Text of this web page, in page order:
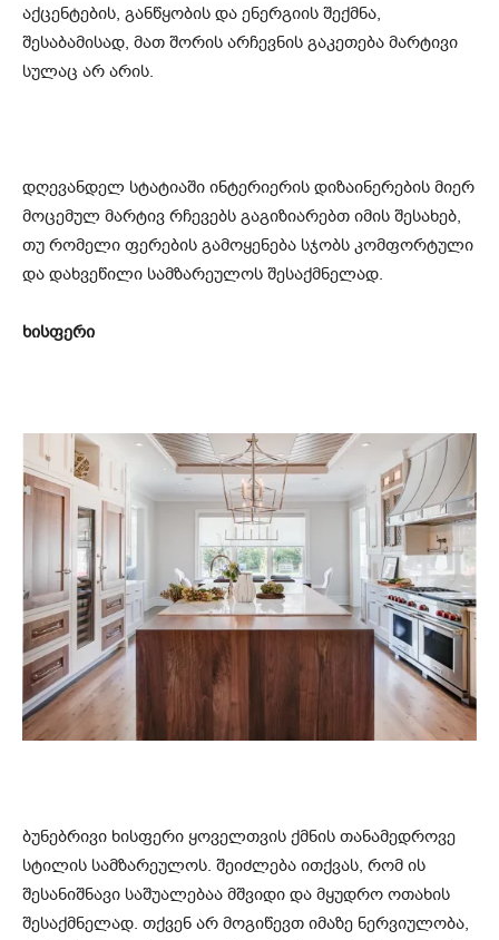
აქცენტების, განწყობის და ენერგიის შექმნა,
შესაბამისად, მათ შორის არჩევნის გაკეთება მარტივი
სულაც არ არის.
დღევანდელ სტატიაში ინტერიერის დიზაინერების მიერ
მოცემულ მარტივ რჩევებს გაგიზიარებთ იმის შესახებ,
თუ რომელი ფერების გამოყენება სჯობს კომფორტული
და დახვეწილი სამზარეულოს შესაქმნელად.
ხისფერი
ბუნებრივი ხისფერი ყოველთვის ქმნის თანამედროვე
სტილის სამზარეულოს. შეიძლება ითქვას, რომ ის
შესანიშნავი საშუალებაა მშვიდი და მყუდრო ოთახის
შესაქმნელად. თქვენ არ მოგიწევთ იმაზე ნერვიულობა,